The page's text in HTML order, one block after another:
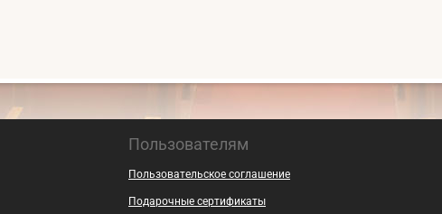
Пользователям
Пользовательское соглашение
Подарочные сертификаты